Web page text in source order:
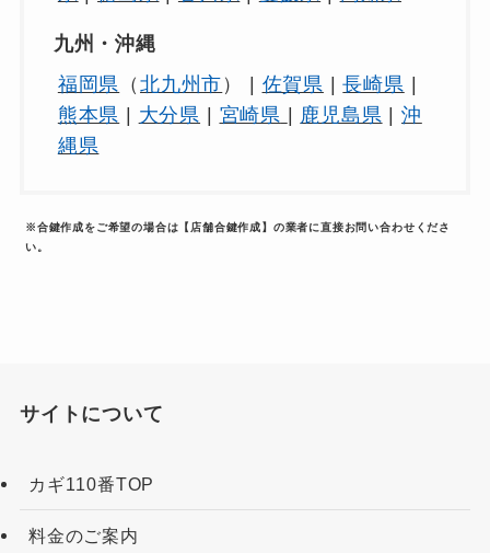
九州・沖縄
福岡県
（北九州市 ） | 佐賀県 |長崎県 |
熊本県 | 大分県 | 宮崎県 | 鹿児島県 |沖
縄県
※合鍵作成をご希望の場合は【店舗合鍵作成】の業者に直接お問い合わせくださ
い。
サイトについて
カギ110番TOP
料金のご案内